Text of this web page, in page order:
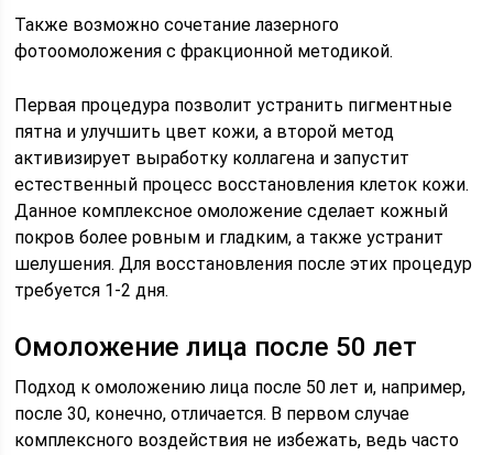
Также возможно сочетание лазерного
фотоомоложения с фракционной методикой.
Первая процедура позволит устранить пигментные
пятна и улучшить цвет кожи, а второй метод
активизирует выработку коллагена и запустит
естественный процесс восстановления клеток кожи.
Данное комплексное омоложение сделает кожный
покров более ровным и гладким, а также устранит
шелушения. Для восстановления после этих процедур
требуется 1-2 дня.
Омоложение лица после 50 лет
Подход к омоложению лица после 50 лет и, например,
после 30, конечно, отличается. В первом случае
комплексного воздействия не избежать, ведь часто